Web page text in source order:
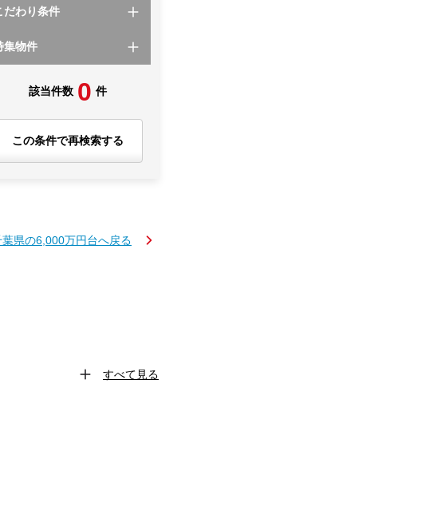
だわり条件
集物件
該当件数 0 件
この条件で再検索する
葉県の6,000万円台へ戻る
すべて見る